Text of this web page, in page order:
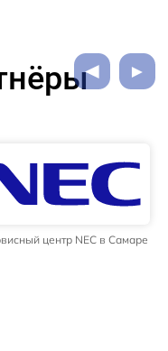
центр NEC в Самаре